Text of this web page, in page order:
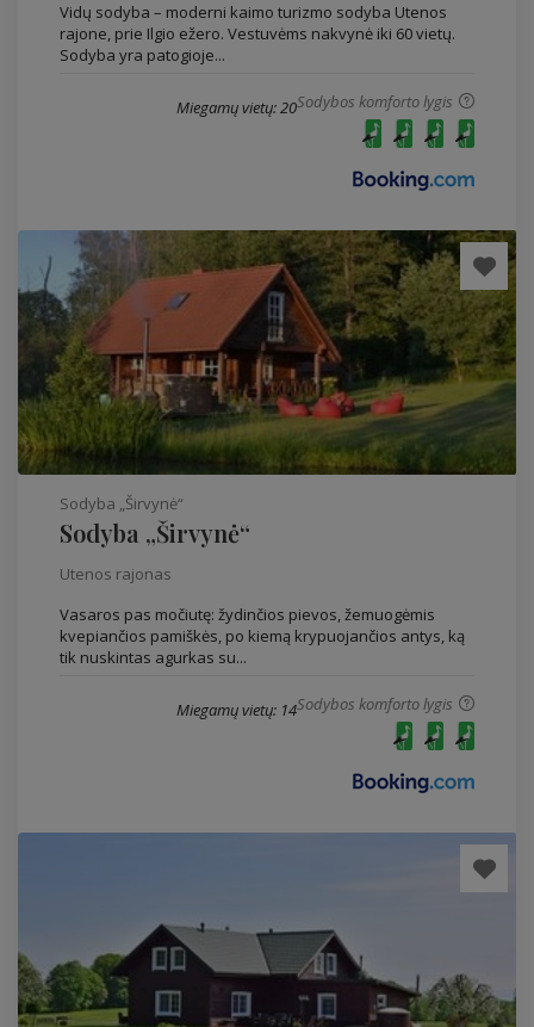
Vidų sodyba – moderni kaimo turizmo sodyba Utenos
rajone, prie Ilgio ežero. Vestuvėms nakvynė iki 60 vietų.
Sodyba yra patogioje...
Sodybos komforto lygis
Miegamų vietų: 20
Sodyba „Širvynė“
Sodyba „Širvynė“
Utenos rajonas
Vasaros pas močiutę: žydinčios pievos, žemuogėmis
kvepiančios pamiškės, po kiemą krypuojančios antys, ką
tik nuskintas agurkas su...
Sodybos komforto lygis
Miegamų vietų: 14